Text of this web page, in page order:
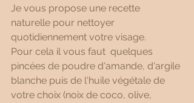
Je vous propose une recette
naturelle pour nettoyer
quotidiennement votre visage.
Pour cela il vous faut  quelques
pincées de poudre d'amande, d'argile
blanche puis de l'huile végétale de
votre choix (noix de coco, olive,